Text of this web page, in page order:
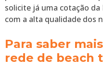
solicite já uma cotação da
com a alta qualidade dos
Para saber
rede de beach